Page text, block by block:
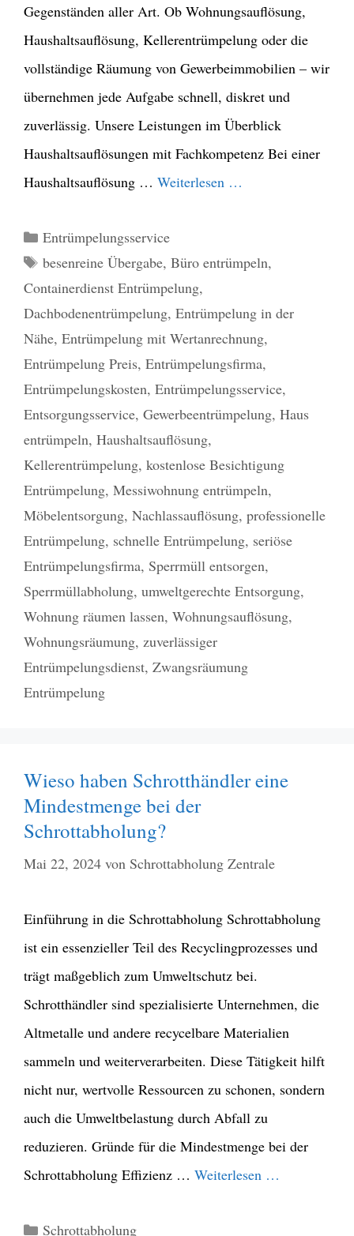
Gegenständen aller Art. Ob Wohnungsauflösung,
Haushaltsauflösung, Kellerentrümpelung oder die
vollständige Räumung von Gewerbeimmobilien – wir
übernehmen jede Aufgabe schnell, diskret und
zuverlässig. Unsere Leistungen im Überblick
Haushaltsauflösungen mit Fachkompetenz Bei einer
Haushaltsauflösung … Weiterlesen …
Kategorien
Entrümpelungsservice
Schlagwörter
besenreine Übergabe, Büro entrümpeln,
Containerdienst Entrümpelung,
Dachbodenentrümpelung, Entrümpelung in der
Nähe, Entrümpelung mit Wertanrechnung,
Entrümpelung Preis, Entrümpelungsfirma,
Entrümpelungskosten, Entrümpelungsservice,
Entsorgungsservice, Gewerbeentrümpelung, Haus
entrümpeln, Haushaltsauflösung,
Kellerentrümpelung, kostenlose Besichtigung
Entrümpelung, Messiwohnung entrümpeln,
Möbelentsorgung, Nachlassauflösung, professionelle
Entrümpelung, schnelle Entrümpelung, seriöse
Entrümpelungsfirma, Sperrmüll entsorgen,
Sperrmüllabholung, umweltgerechte Entsorgung,
Wohnung räumen lassen, Wohnungsauflösung,
Wohnungsräumung, zuverlässiger
Entrümpelungsdienst, Zwangsräumung
Entrümpelung
Wieso haben Schrotthändler eine
Mindestmenge bei der
Schrottabholung?
Mai 22, 2024 von Schrottabholung Zentrale
Einführung in die Schrottabholung Schrottabholung
ist ein essenzieller Teil des Recyclingprozesses und
trägt maßgeblich zum Umweltschutz bei.
Schrotthändler sind spezialisierte Unternehmen, die
Altmetalle und andere recycelbare Materialien
sammeln und weiterverarbeiten. Diese Tätigkeit hilft
nicht nur, wertvolle Ressourcen zu schonen, sondern
auch die Umweltbelastung durch Abfall zu
reduzieren. Gründe für die Mindestmenge bei der
Schrottabholung Effizienz … Weiterlesen …
Kategorien
Schrottabholung